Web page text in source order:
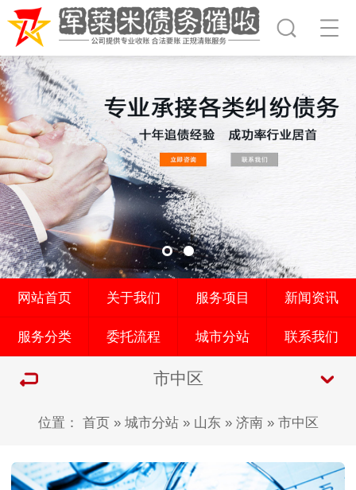
网站首页 关于我们 服务项目 新闻资讯
服务分类 委托流程 城市分站 联系我们
市中区
位置： 首页» 城市分站» 山东» 济南» 市中区